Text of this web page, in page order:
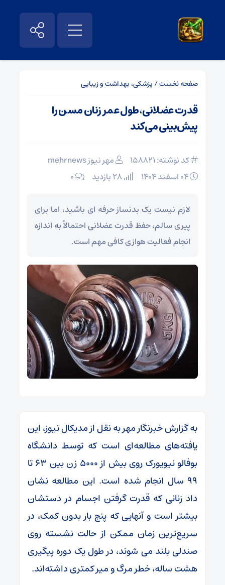
صفحه نخست/ پزشکی، بهداشت و زیبایی
قدرت عضلانی، طول عمر زنان مسن را
پیش‌بینی می‌کند
کد نوشته: 158821
مهر نیوز mehrnews
۰
لازم نیست یک بدنساز حرفه ای باشید، اما برای
پیری سالم، حفظ قدرت عضلانی احتمالاً به اندازه
انجام فعالیت هوازی کافی مهم است.
به گزارش خبرنگار مهر به نقل از مدیکال نیوز، این
یافته‌های مطالعه‌ای است که توسط دانشگاه
بوفالو نیویورک روی بیش از ۵۰۰۰ زن بین ۶۳ تا
۹۹ سال انجام شده است. این مطالعه نشان
داد زنانی که قدرت گرفتن اجسام در دستشان
بیشتر است و آنهایی که پنج بار بدون کمک، در
سریع‌ترین زمان ممکن از حالت نشسته روی
صندلی بلند می شوند، در طول یک دوره پیگیری
هشت ساله، خطر مرگ و میر کمتری داشته‌اند.